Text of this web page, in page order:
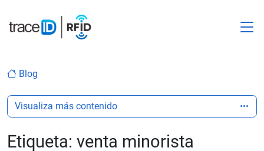
Blog
Etiqueta: venta minorista
Visualiza más contenido